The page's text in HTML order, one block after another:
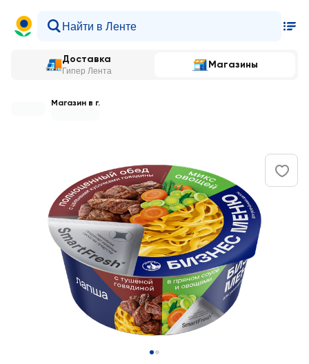
Доставка
Гипер Лента
Магазины
Магазин в г.